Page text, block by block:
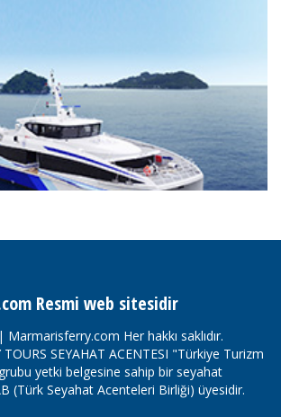
Resmi web sitesidir
Her hakkı saklıdır.
TOURS SEYAHAT ACENTESI "Türkiye Turizm
yetki belgesine sahip bir seyahat
(Türk Seyahat Acenteleri Birliği) üyesidir.